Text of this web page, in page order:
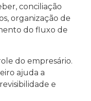
conciliação
organização de
do fluxo de
do empresário.
ajuda a
e